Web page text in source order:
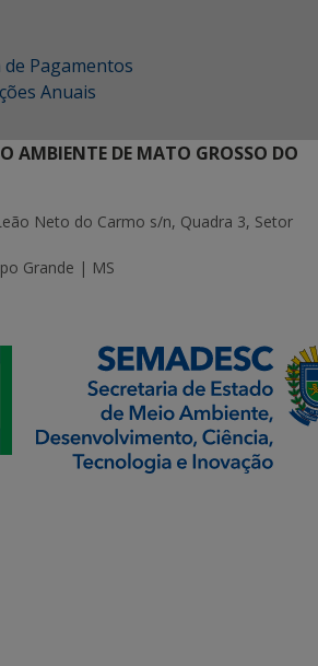
Pagamentos
Anuais
AMBIENTE DE MATO GROSSO DO
Neto do Carmo s/n, Quadra 3, Setor
Grande | MS